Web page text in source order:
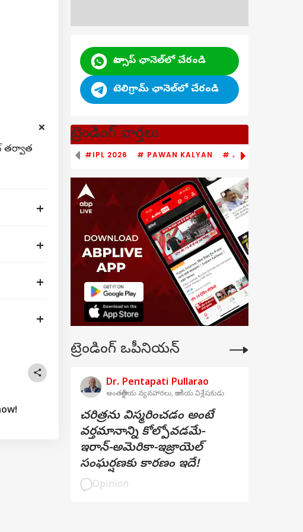
తర్వాత
వాట్సాప్ ఛానెల్‌లో చేరండి
టెలిగ్రామ్ ఛానెల్‌లో చేరండి
ట్రెండింగ్ వార్తలు
#IPL 2026 # PAWAN KALYAN # JAGAN MOHAN
ట్రెండింగ్ ఒపీనియన్
Dr. Pentapati Pullarao
అంతర్జాతీయ వ్యవహారలు, రాజకీయ విశ్లేషకుడు
చరిత్రను విస్మరించడం అంటే
వర్తమానాన్ని కోల్పోవడమే-
ఇరాన్-అమెరికా-ఇజ్రాయెల్
సంఘర్షణకు కారణం ఇదే!
Opinion